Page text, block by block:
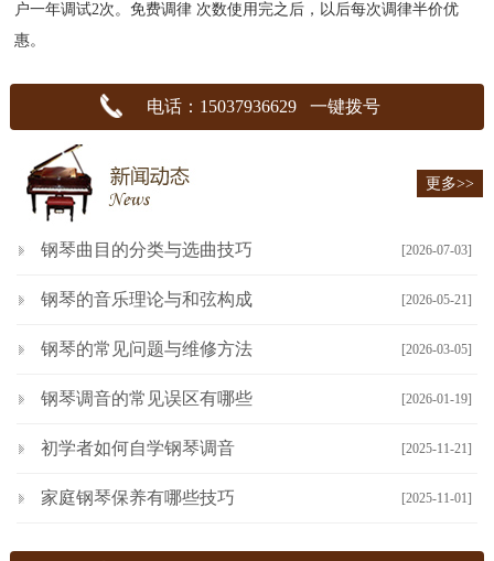
户一年调试2次。免费调律 次数使用完之后，以后每次调律半价优
惠。
电话：15037936629 一键拨号
更多>>
[2026-07-03]
钢琴曲目的分类与选曲技巧
[2026-05-21]
钢琴的音乐理论与和弦构成
[2026-03-05]
钢琴的常见问题与维修方法
[2026-01-19]
钢琴调音的常见误区有哪些
[2025-11-21]
初学者如何自学钢琴调音
[2025-11-01]
家庭钢琴保养有哪些技巧